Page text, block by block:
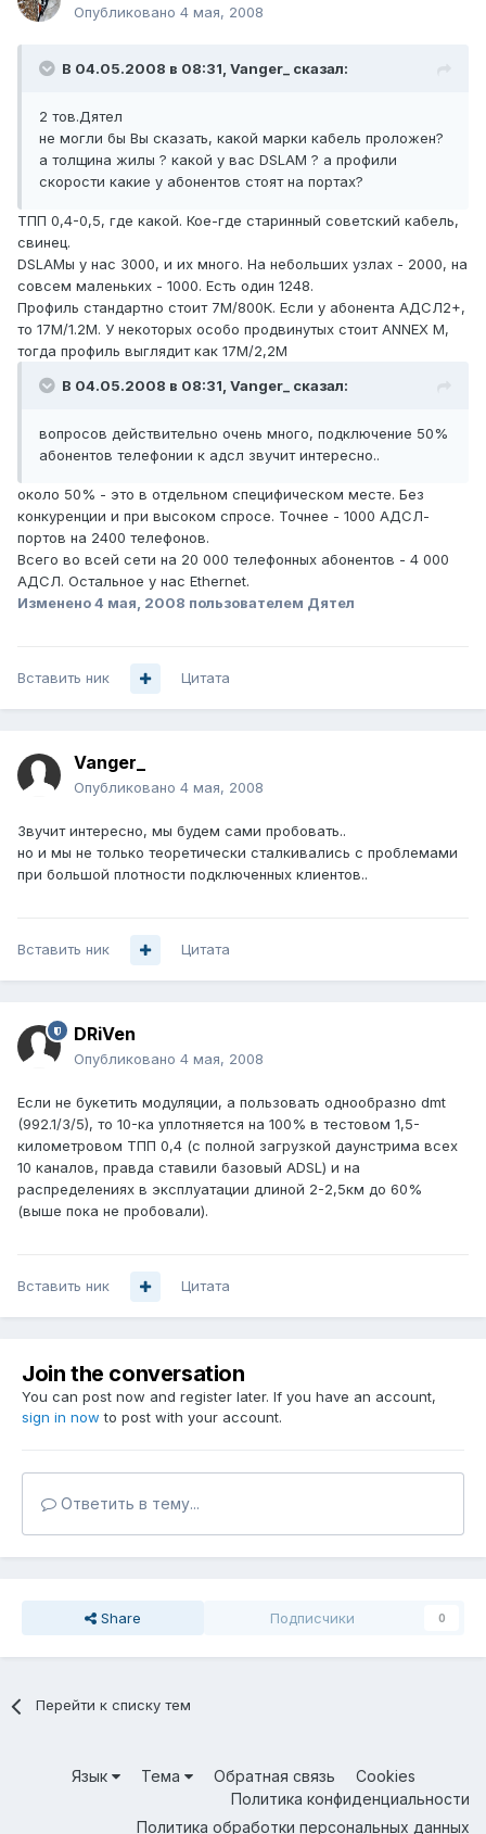
Опубликовано 4 мая, 2008
В 04.05.2008 в 08:31, Vanger_ сказал:
2 тов.Дятел
не могли бы Вы сказать, какой марки кабель проложен?
а толщина жилы ? какой у вас DSLAM ? а профили
скорости какие у абонентов стоят на портах?
ТПП 0,4-0,5, где какой. Кое-где старинный советский кабель,
свинец.
DSLAMы у нас 3000, и их много. На небольших узлах - 2000, на
совсем маленьких - 1000. Есть один 1248.
Профиль стандартно стоит 7М/800К. Если у абонента АДСЛ2+,
то 17М/1.2М. У некоторых особо продвинутых стоит ANNEX M,
тогда профиль выглядит как 17М/2,2М
В 04.05.2008 в 08:31, Vanger_ сказал:
вопросов действительно очень много, подключение 50%
абонентов телефонии к адсл звучит интересно..
около 50% - это в отдельном специфическом месте. Без
конкуренции и при высоком спросе. Точнее - 1000 АДСЛ-
портов на 2400 телефонов.
Всего во всей сети на 20 000 телефонных абонентов - 4 000
АДСЛ. Остальное у нас Ethernet.
Изменено4 мая, 2008 пользователем Дятел
Вставить ник Цитата
Vanger_
Опубликовано 4 мая, 2008
Звучит интересно, мы будем сами пробовать..
но и мы не только теоретически сталкивались с проблемами
при большой плотности подключенных клиентов..
Вставить ник Цитата
DRiVen
Опубликовано 4 мая, 2008
Если не букетить модуляции, а пользовать однообразно dmt
(992.1/3/5), то 10-ка уплотняется на 100% в тестовом 1,5-
километровом ТПП 0,4 (с полной загрузкой даунстрима всех
10 каналов, правда ставили базовый ADSL) и на
распределениях в эксплуатации длиной 2-2,5км до 60%
(выше пока не пробовали).
Вставить ник Цитата
Join the conversation
You can post now and register later. If you have an account,
sign in now to post with your account.
Ответить в тему...
Share Подписчики 0
Перейти к списку тем
Язык Тема Обратная связь
Cookies
Политика конфиденциальности
Политика обработки персональных данных